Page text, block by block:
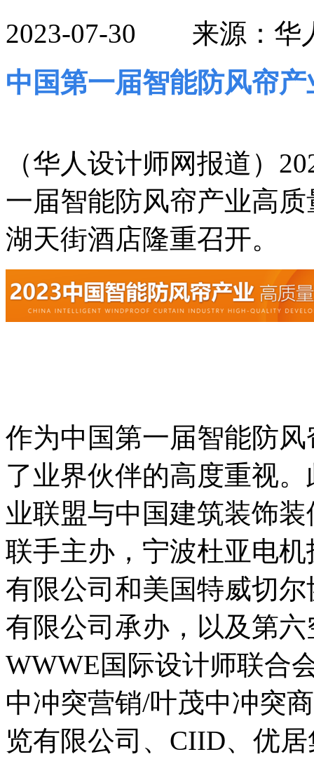
2023-07-30 来源：
中国第一届智能防风帘
（华人设计师网报道）
一届智能防风帘产业高
湖天街酒店隆重召开。
作为中国第一届智能防
了业界伙伴的高度重视
业联盟与中国建筑装饰
联手主办，宁波杜亚电
有限公司和美国特威切
有限公司承办，以及第
WWWE国际设计师联合
中冲突营销/叶茂中冲突
览有限公司、CIID、优